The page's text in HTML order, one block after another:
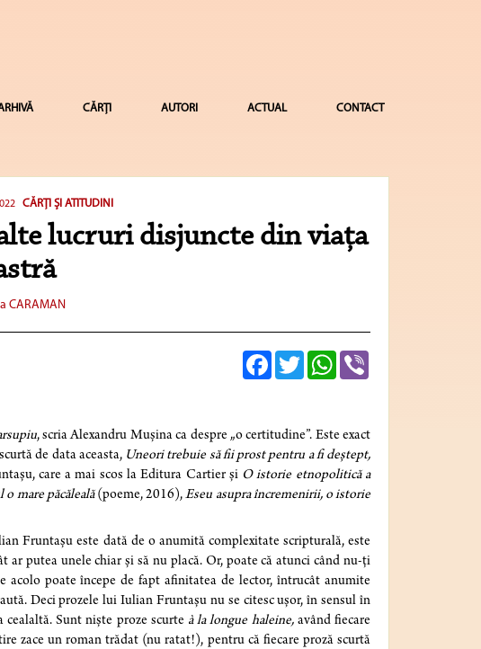
CĂRȚI AUTORI ACTUAL CONTACT
CĂRŢI ŞI ATITUDINI
lucruri disjuncte din viața
CARAMAN
FacebookTwitterWhatsApp
, scria Alexandru Mușina ca despre „o certitudine”. Este exact
de data aceasta, Uneori trebuie să fii prost pentru a fi deștept,
care a mai scos la Editura Cartier și O istorie etnopolitică a
mare păcăleală(poeme, 2016),Eseu asupra încremenirii, o istorie
Fruntașu este dată de o anumită complexitate scripturală, este
putea unele chiar și să nu placă. Or, poate că atunci când nu-ți
poate începe de fapt afinitatea de lector, întrucât anumite
Deci prozele lui Iulian Fruntașu nu se citesc ușor, în sensul în
Sunt niște proze scurte à la longue haleine,având fiecare
zace un roman trădat (nu ratat!), pentru că fiecare proză scurtă